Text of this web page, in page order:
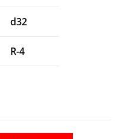
d32
R-4